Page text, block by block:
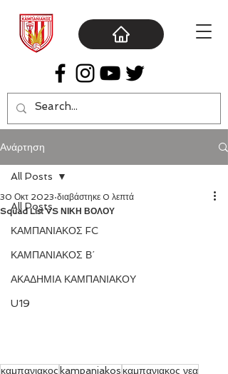
Ανάρτηση
All Posts
ΚΑΜΠΑΝΙΑΚΟΣ FC
ΚΑΜΠΑΝΙΑΚΟΣ Β΄
ΑΚΑΔΗΜΙΑ ΚΑΜΠΑΝΙΑΚΟΥ
U19
All Posts
Squad List VS ΝΙΚΗ ΒΟΛΟΥ
30 Οκτ 2023 διαβάστηκε 0 λεπτά
καμπανιακος kampaniakos καμπανιακος νεα